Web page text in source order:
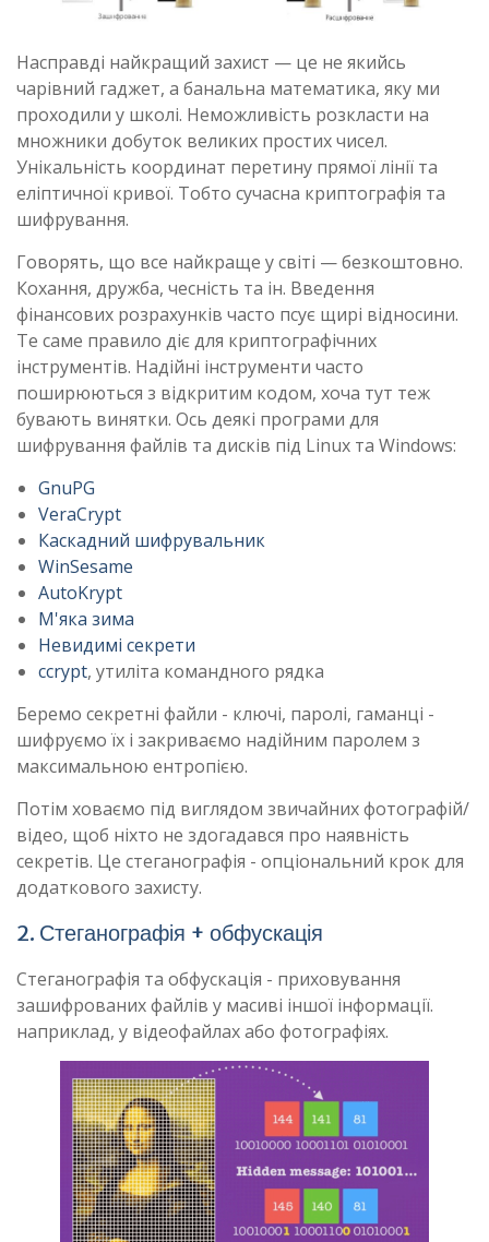
Насправді найкращий захист — це не якийсь
чарівний гаджет, а банальна математика, яку ми
проходили у школі. Неможливість розкласти на
множники добуток великих простих чисел.
Унікальність координат перетину прямої лінії та
еліптичної кривої. Тобто сучасна криптографія та
шифрування.
Говорять, що все найкраще у світі — безкоштовно.
Кохання, дружба, чесність та ін. Введення
фінансових розрахунків часто псує щирі відносини.
Те саме правило діє для криптографічних
інструментів. Надійні інструменти часто
поширюються з відкритим кодом, хоча тут теж
бувають винятки. Ось деякі програми для
шифрування файлів та дисків під Linux та Windows:
GnuPG
VeraCrypt
Каскадний шифрувальник
WinSesame
AutoKrypt
М'яка зима
Невидимі секрети
ccrypt, утиліта командного рядка
Беремо секретні файли - ключі, паролі, гаманці -
шифруємо їх і закриваємо надійним паролем з
максимальною ентропією.
Потім ховаємо під виглядом звичайних фотографій/
відео, щоб ніхто не здогадався про наявність
секретів. Це стеганографія - опціональний крок для
додаткового захисту.
2. Стеганографія + обфускація
Стеганографія та обфускація - приховування
зашифрованих файлів у масиві іншої інформації.
наприклад, у відеофайлах або фотографіях.